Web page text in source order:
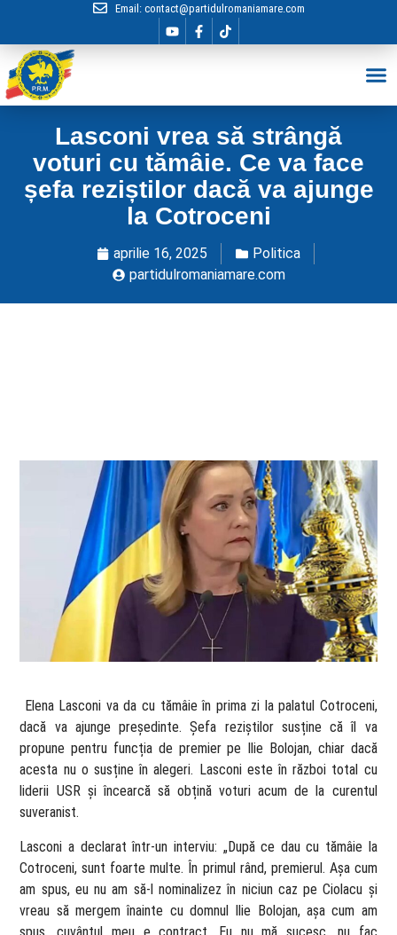
Email: contact@partidulromaniamare.com
Lasconi vrea să strângă
voturi cu tămâie. Ce va face
șefa reziștilor dacă va ajunge
la Cotroceni
aprilie 16, 2025
Politica
partidulromaniamare.com
​ Elena Lasconi va da cu tămâie în prima zi la palatul Cotroceni,
dacă va ajunge președinte. Șefa reziștilor susține că îl va
propune pentru funcția de premier pe Ilie Bolojan, chiar dacă
acesta nu o susține în alegeri. Lasconi este în război total cu
liderii USR și încearcă să obțină voturi acum de la curentul
suveranist.
Lasconi a declarat într-un interviu: „După ce dau cu tămâie la
Cotroceni, sunt foarte multe. În primul rând, premierul. Așa cum
am spus, eu nu am să-l nominalizez în niciun caz pe Ciolacu și
vreau să mergem înainte cu domnul Ilie Bolojan, așa cum am
spus, cuvântul meu e contract. Eu nu mă sucesc, nu fac